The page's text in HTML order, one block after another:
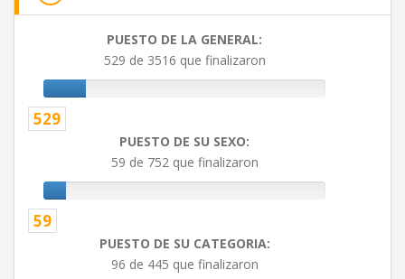
PUESTO DE LA GENERAL:
529 de 3516 que finalizaron
529
PUESTO DE SU SEXO:
59 de 752 que finalizaron
59
PUESTO DE SU CATEGORIA:
96 de 445 que finalizaron